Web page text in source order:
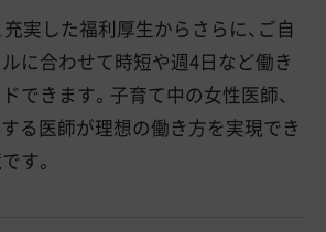
実した福利厚生からさらに、ご自
に合わせて時短や週4日など働き
できます。子育て中の女性医師、
る医師が理想の働き方を実現でき
す。